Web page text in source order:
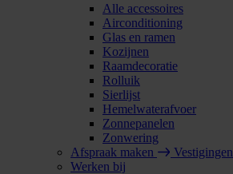
Alle accessoires
Airconditioning
Glas en ramen
Kozijnen
Raamdecoratie
Rolluik
Sierlijst
Hemelwaterafvoer
Zonnepanelen
Zonwering
Afspraak maken
Vestigingen
Werken bij